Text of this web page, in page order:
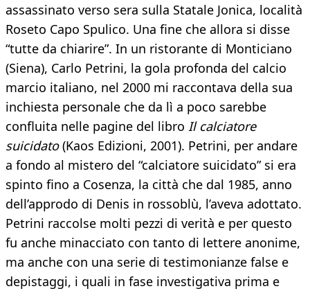
assassinato verso sera sulla Statale Jonica, località
Roseto Capo Spulico. Una fine che allora si disse
“tutte da chiarire”. In un ristorante di Monticiano
(Siena), Carlo Petrini, la gola profonda del calcio
marcio italiano, nel 2000 mi raccontava della sua
inchiesta personale che da lì a poco sarebbe
confluita nelle pagine del libro Il calciatore
suicidato(Kaos Edizioni, 2001). Petrini, per andare
a fondo al mistero del “calciatore suicidato” si era
spinto fino a Cosenza, la città che dal 1985, anno
dell’approdo di Denis in rossoblù, l’aveva adottato.
Petrini raccolse molti pezzi di verità e per questo
fu anche minacciato con tanto di lettere anonime,
ma anche con una serie di testimonianze false e
depistaggi, i quali in fase investigativa prima e